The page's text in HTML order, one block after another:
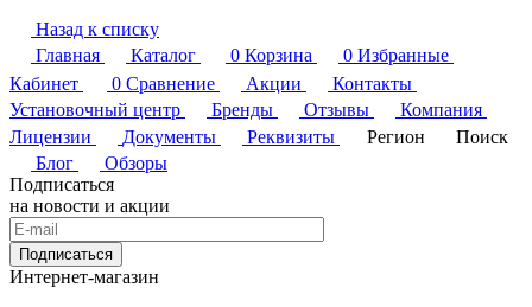
Назад к списку
Главная
Каталог 0 Корзина 0 Избранные
Кабинет
0 Сравнение Акции
Контакты
Установочный центр
Бренды Отзывы
Компания
Лицензии
Документы Реквизиты Регион
Поиск
Блог
Обзоры
Подписаться
на новости и акции
Подписаться
Интернет-магазин